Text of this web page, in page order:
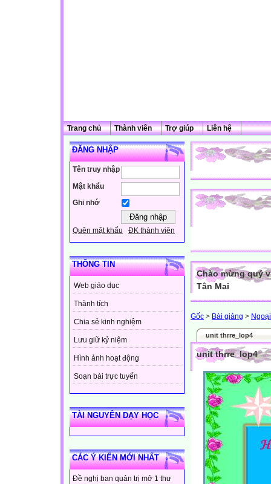
Trang chủ Thành viên Trợ giúp Liên hệ
ĐĂNG NHẬP
Tên truy nhập
Mật khẩu
Ghi nhớ
Quên mật khẩu ĐK thành viên
THÔNG TIN
Web giáo dục
Thành tích
Chia sẻ kinh nghiệm
Lưu giữ kỷ niệm
Hình ảnh hoạt động
Soạn bài trực tuyến
TÀI NGUYÊN DẠY HỌC
CÁC Ý KIẾN MỚI NHẤT
Đề nghị ban quản trị mở 1 thư
Chào mừng quý
Tân Mai
Gốc > Bài giảng >
unit thrre_lop4
unit thrre_lop4